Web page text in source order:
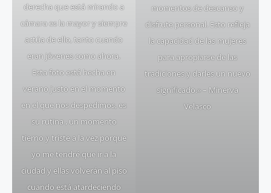
derecha que está mirando a
cámara es la mayor y siempre
actúa de ello, tanto cuando
eran jóvenes como ahora.
Esta foto está hecha en
verano justo en el momento
en el que nos despedimos, es
su rutina , un momento
tierno y triste a la vez porque
yo me tendré que ir a la
ciudad y ellas volverán al piso
cuando está atardeciendo
momentos de descanso y
disfrute personal. Esto refleja
la capacidad de las mujeres
para apropiarse de las
tradiciones y darles un nuevo
significado.» – Minerva
Velasco